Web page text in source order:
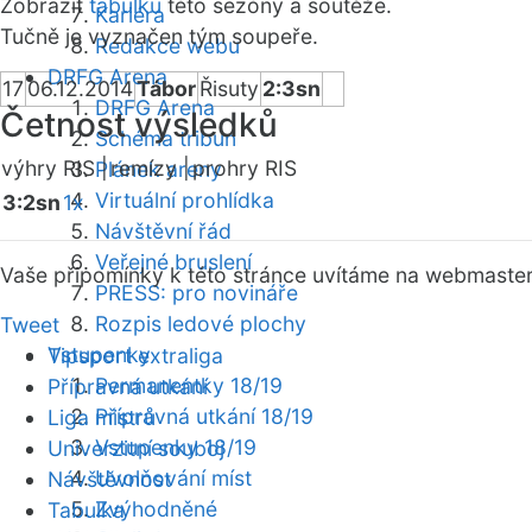
Kariéra
Redakce webu
DRFG Arena
DRFG Arena
Schéma tribun
Plánek areny
Virtuální prohlídka
Návštěvní řád
Veřejné bruslení
PRESS: pro novináře
Rozpis ledové plochy
Vstupenky
Permanentky 18/19
Přípravná utkání 18/19
Vstupenky 18/19
Uvolňování míst
Zvýhodněné
Zobrazit tabulku této sezóny a soutěže.
Tučně je vyznačen tým soupeře.
1706.12.2014TáborŘisuty 2:3sn
Četnost výsledků
výhry RIS |remízy |prohry RIS
3:2sn1x
Vaše připomínky k této stránce uvítáme na webmaster
Tweet
Tipsport extraliga
Přípravná utkání
Liga mistrů
Univerzitní souboj
Návštěvnost
Tabulka